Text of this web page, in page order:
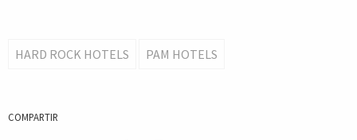
HARD ROCK HOTELS PAM HOTELS
COMPARTIR